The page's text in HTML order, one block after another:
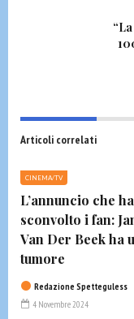
Articoli correlati
CINEMA/TV
L’annuncio che ha
sconvolto i fan:
Van Der Beek ha
tumore
Redazione Spetteguless
4 Novembre 2024